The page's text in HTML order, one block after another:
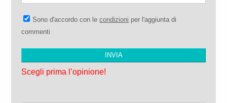
Sono d'accordo con lecondizioni per l'aggiunta di
commenti
Scegli prima l’opinione!